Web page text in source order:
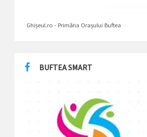
Ghișeul.ro - Primăria Orașului Buftea
BUFTEA SMART